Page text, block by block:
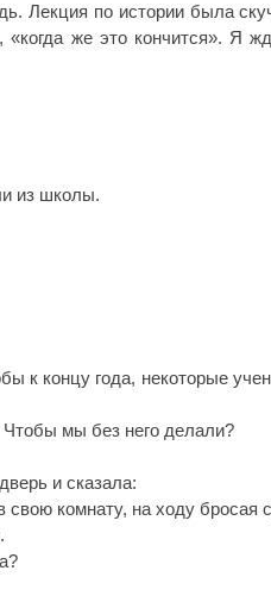
Лекция по истории была
же это кончится». Я
из школы.
к концу года, некоторые
мы без него делали?
и сказала:
свою комнату, на ходу бросая